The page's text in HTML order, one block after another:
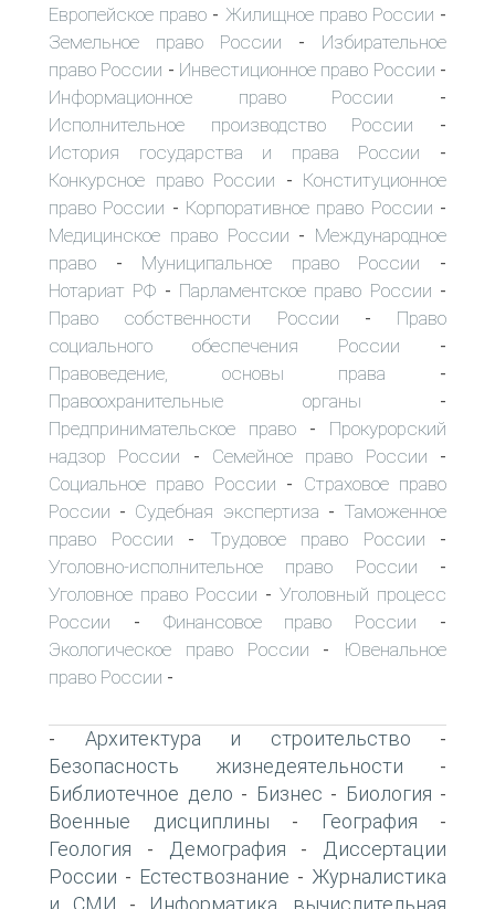
Европейское право - Жилищное право России -
Земельное право России - Избирательное
право России - Инвестиционное право России -
Информационное право России -
Исполнительное производство России -
История государства и права России -
Конкурсное право России - Конституционное
право России - Корпоративное право России -
Медицинское право России - Международное
право - Муниципальное право России -
Нотариат РФ - Парламентское право России -
Право собственности России - Право
социального обеспечения России -
Правоведение, основы права -
Правоохранительные органы -
Предпринимательское право - Прокурорский
надзор России - Семейное право России -
Социальное право России - Страховое право
России - Судебная экспертиза - Таможенное
право России - Трудовое право России -
Уголовно-исполнительное право России -
Уголовное право России - Уголовный процесс
России - Финансовое право России -
Экологическое право России -
Ювенальное
право России -
- Архитектура и строительство -
Безопасность жизнедеятельности -
Библиотечное дело - Бизнес - Биология -
Военные дисциплины - География -
Геология - Демография -
Диссертации
России - Естествознание - Журналистика
и СМИ
Информатика, вычислительная